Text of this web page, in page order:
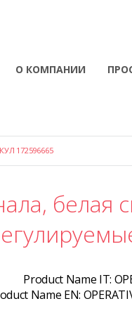
О КОМПАНИИ
172596665
белая
Product Name IT:
Name EN: